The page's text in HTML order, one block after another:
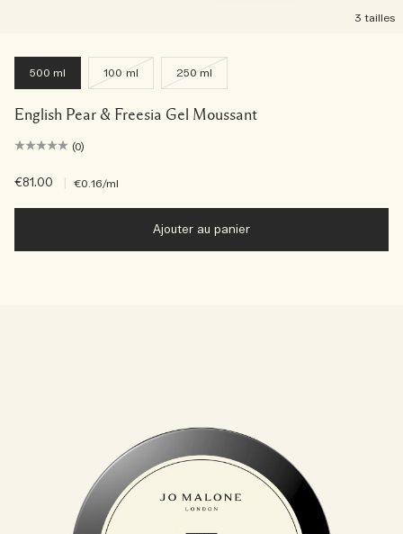
3 tailles
500 ml 100 ml 250 ml
English Pear & Freesia Gel Moussant
(0)
€81.00 €0.16/ml
Ajouter au panier